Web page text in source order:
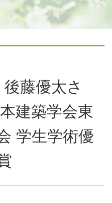
藤優太さ
建築学会東
学生学術優